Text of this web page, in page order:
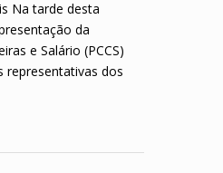
Na tarde desta
da
e Salário (PCCS)
representativas dos